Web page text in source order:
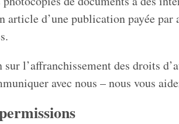
article d’une publication payée
l’affranchissement des droits
avec nous – nous vous